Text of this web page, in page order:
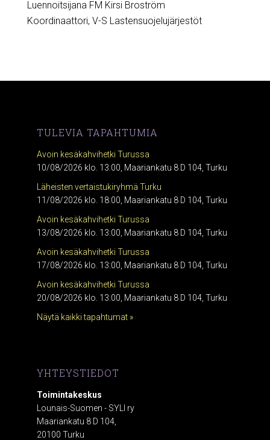
Luennoitsijana FM Kirsi Broström
Koordinaattori, V-S Lastensuojelujärjestöt
TULEVIA TAPAHTUMIA
Avoin kesäkahvihetki Turussa
10/08/2026 klo. 13:00, Maariankatu 8 D 104, Turku
Läheisten vertaistukiryhmä Turku
11/08/2026 klo. 18:00, Maariankatu 8 D 104, Turku
Avoin kesäkahvihetki Turussa
13/08/2026 klo. 13:00, Maariankatu 8 D 104, Turku
Avoin kesäkahvihetki Turussa
17/08/2026 klo. 13:00, Maariankatu 8 D 104, Turku
Avoin kesäkahvihetki Turussa
20/08/2026 klo. 13:00, Maariankatu 8 D 104, Turku
Näytä kaikki tapahtumat »
YHTEYSTIEDOT
Toimintakeskus
Lounais-Suomen - SYLI ry
Maariankatu 8 D 104,
20100 Turku